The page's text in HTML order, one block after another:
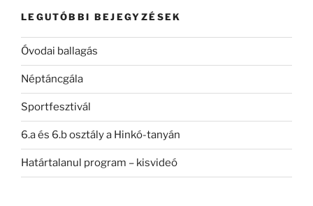
LEGUTÓBBI BEJEGYZÉSEK
Óvodai ballagás
Néptáncgála
Sportfesztivál
6.a és 6.b osztály a Hinkó-tanyán
Határtalanul program – kisvideó